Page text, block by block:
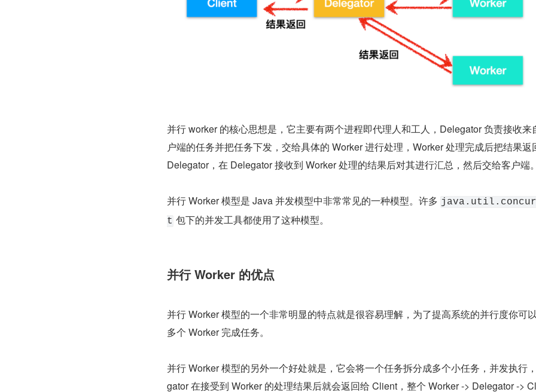
并行 worker 的核心思想是，它主要有两个进程即代理人和工人，Delegator 负责接收来
户端的任务并把任务下发，交给具体的 Worker 进行处理，Worker 处理完成后把结果返
Delegator，在 Delegator 接收到 Worker 处理的结果后对其进行汇总，然后交给客户端
并行 Worker 模型是 Java 并发模型中非常常见的一种模型。许多
t 包下的并发工具都使用了这种模型。
并行 Worker 的优点
并行 Worker 模型的一个非常明显的特点就是很容易理解，为了提高系统的并行度你可
多个 Worker 完成任务。
并行 Worker 模型的另外一个好处就是，它会将一个任务拆分成多个小任务，并发执行
gator 在接受到 Worker 的处理结果后就会返回给 Client，整个 Worker -> Delegator ->